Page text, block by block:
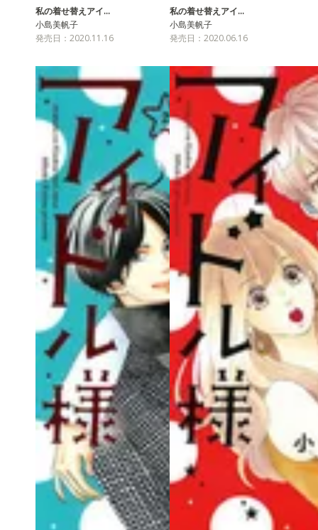
私の着せ替えアイ…
小島美帆子
発売日：2020.11.16
私の着せ替えアイ…
小島美帆子
発売日：2020.06.16